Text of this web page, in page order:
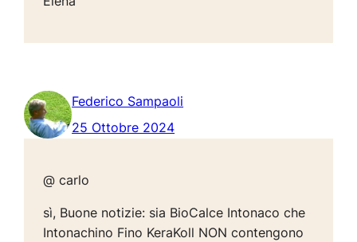
Federico Sampaoli
25 Ottobre 2024
@ carlo
sì, Buone notizie: sia BioCalce Intonaco che
Intonachino Fino KeraKoll NON contengono